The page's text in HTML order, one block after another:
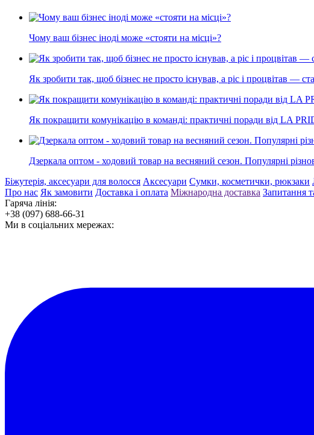
Чому ваш бізнес іноді може «стояти на місці»?
Як зробити так, щоб бізнес не просто існував, а ріс і процвітав —
Як покращити комунікацію в команді: практичні поради від LA
Дзеркала оптом - ходовий товар на весняний сезон. Популярні
Біжутерія, аксесуари для волосся Аксесуари Сумки, косметички, рюкзаки
Про нас Як замовити Доставка і оплата Міжнародна доставка Запитання
Гаряча лінія:
+38 (097) 688-66-31
Ми в соціальних мережах: